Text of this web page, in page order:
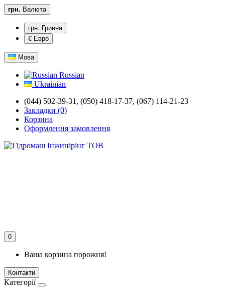
грн. Валюта
грн. Гривна
€ Евро
Мова
Russian
Ukrainian
(044) 502-39-31, (050) 418-17-37, (067) 114-21-23
Закладки (0)
Корзина
Оформлення замовлення
0
Ваша корзина порожня!
Контакти
Категорії